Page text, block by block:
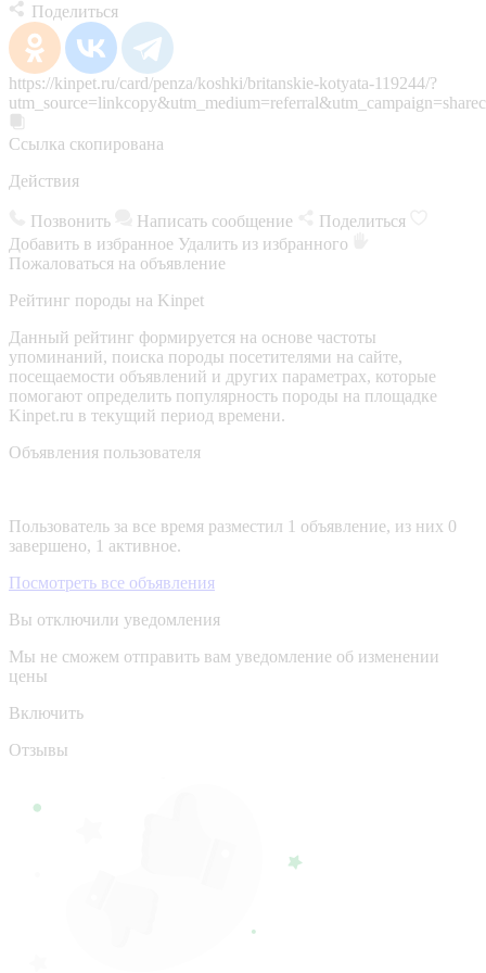
Поделиться
https://kinpet.ru/card/penza/koshki/britanskie-kotyata-119244/?
Ссылка скопирована
Действия
Позвонить Написать сообщение
Поделиться
Добавить в избранное Удалить из избранного
Пожаловаться на объявление
Рейтинг породы на Kinpet
Данный рейтинг формируется на основе частоты
упоминаний, поиска породы посетителями на сайте,
посещаемости объявлений и других параметрах, которые
помогают определить популярность породы на площадке
Kinpet.ru в текущий период времени.
Объявления пользователя
Пользователь за все время разместил 1 объявление, из них 0
завершено, 1 активное.
Посмотреть все объявления
Вы отключили уведомления
Мы не сможем отправить вам уведомление об изменении
цены
Включить
Отзывы